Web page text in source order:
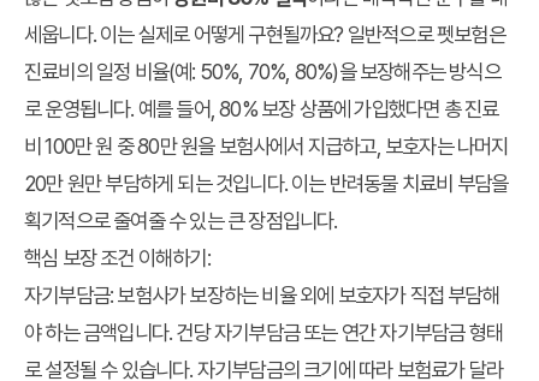
세웁니다. 이는 실제로 어떻게 구현될까요? 일반적으로 펫보험은
진료비의 일정 비율(예: 50%, 70%, 80%)을 보장해주는 방식으
로 운영됩니다. 예를 들어, 80% 보장 상품에 가입했다면 총 진료
비 100만 원 중 80만 원을 보험사에서 지급하고, 보호자는 나머지
20만 원만 부담하게 되는 것입니다. 이는 반려동물 치료비 부담을
획기적으로 줄여줄 수 있는 큰 장점입니다.
핵심 보장 조건 이해하기:
자기부담금:보험사가 보장하는 비율 외에 보호자가 직접 부담해
야 하는 금액입니다. 건당 자기부담금 또는 연간 자기부담금 형태
로 설정될 수 있습니다. 자기부담금의 크기에 따라 보험료가 달라